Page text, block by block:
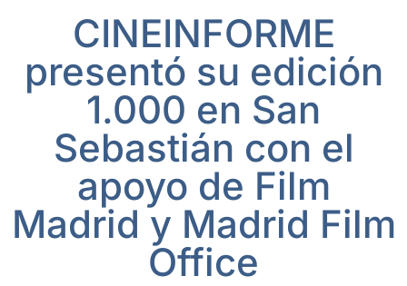
CINEINFORME
presentó su edición
1.000 en San
Sebastián con el
apoyo de Film
Madrid y Madrid Film
Office